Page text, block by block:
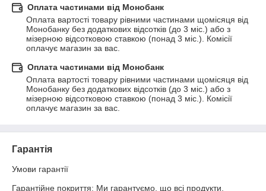
Оплата частинами від Монобанк
Оплата вартості товару рівними частинами щомісяця від
Монобанку без додаткових відсотків (до 3 міс.) або з
мізерною відсотковою ставкою (понад 3 міс.). Комісії
оплачує магазин за вас.
Оплата частинами від Монобанк
Оплата вартості товару рівними частинами щомісяця від
Монобанку без додаткових відсотків (до 3 міс.) або з
мізерною відсотковою ставкою (понад 3 міс.). Комісії
оплачує магазин за вас.
Гарантія
Умови гарантії
Гарантійне покриття: Ми гарантуємо, що всі продукти,